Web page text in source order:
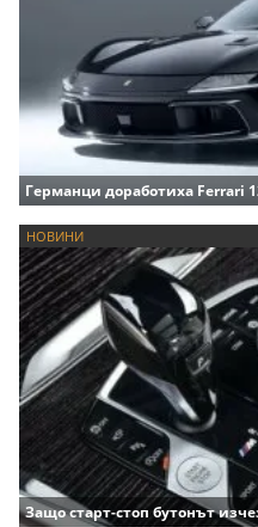
Германци доработиха Ferrari
НОВИНИ
Защо старт-стоп бутонът